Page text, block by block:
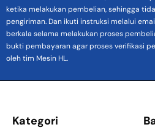
ketika melakukan pembelian, sehingga
pengiriman. Dan ikuti instruksi melalui
berkala selama melakukan proses
bukti pembayaran agar proses verifikasi
oleh tim Mesin HL.
Kategori